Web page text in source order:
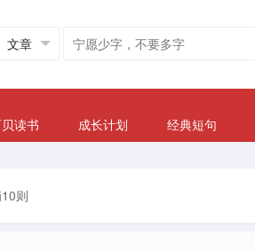
读书 成长计划 经典短句
则